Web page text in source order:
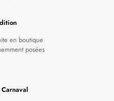
en boutique
posées